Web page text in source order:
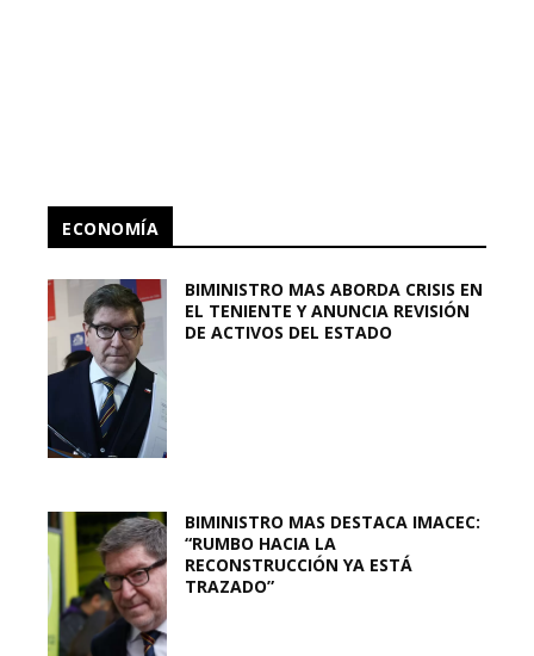
ECONOMÍA
BIMINISTRO MAS ABORDA CRISIS EN
EL TENIENTE Y ANUNCIA REVISIÓN
DE ACTIVOS DEL ESTADO
BIMINISTRO MAS DESTACA IMACEC:
“RUMBO HACIA LA
RECONSTRUCCIÓN YA ESTÁ
TRAZADO”